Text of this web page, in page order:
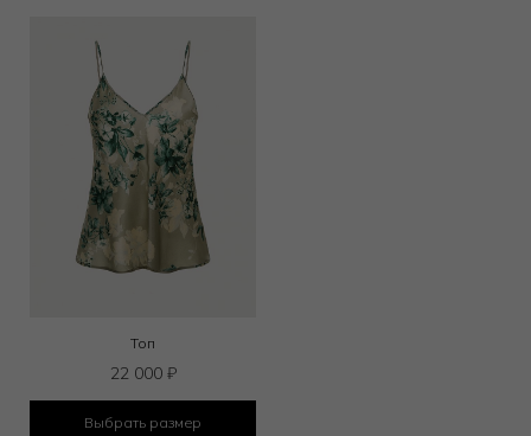
Топ
22 000 ₽
Выбрать размер